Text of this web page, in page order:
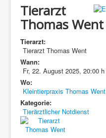
Tierarzt
Thomas Went
Tierarzt:
Tierarzt Thomas Went
Wann:
Fr, 22. August 2025, 20:00 h
Wo:
Kleintierpraxis Thomas Went
Kategorie:
Tierärztlicher Notdienst